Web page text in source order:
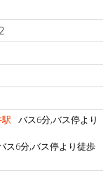
バス6分,バス停より
ス6分,バス停より徒歩